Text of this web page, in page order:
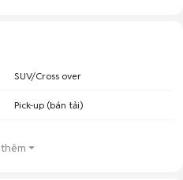
SUV/Cross over
Pick-up (bán tải)